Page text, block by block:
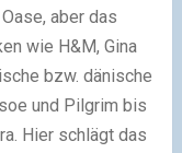
aber das
wie H&M, Gina
bzw. dänische
und Pilgrim bis
Hier schlägt das